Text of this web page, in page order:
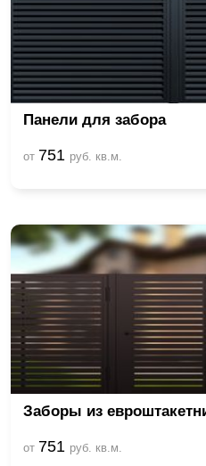
Панели для забора
от 751 руб. кв.м.
Заборы из
от 751 руб. кв.м.